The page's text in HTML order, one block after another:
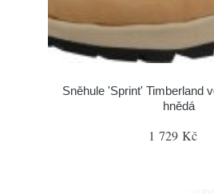
Sněhule 'Sprint' Timberland
hnědá
1 729 Kč